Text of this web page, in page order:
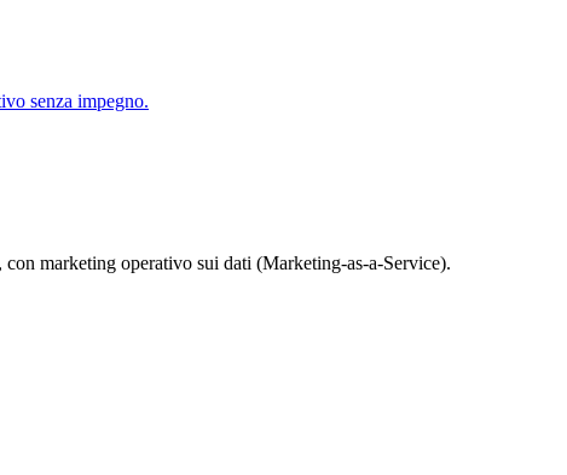
senza impegno.
marketing operativo sui dati (Marketing-as-a-Service).